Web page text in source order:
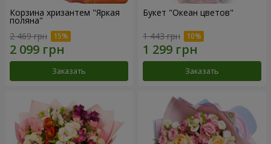
Корзина хризантем "Яркая
поляна"
2 469 грн
Заказать
Букет "Океан цветов"
1 443 грн
Заказать